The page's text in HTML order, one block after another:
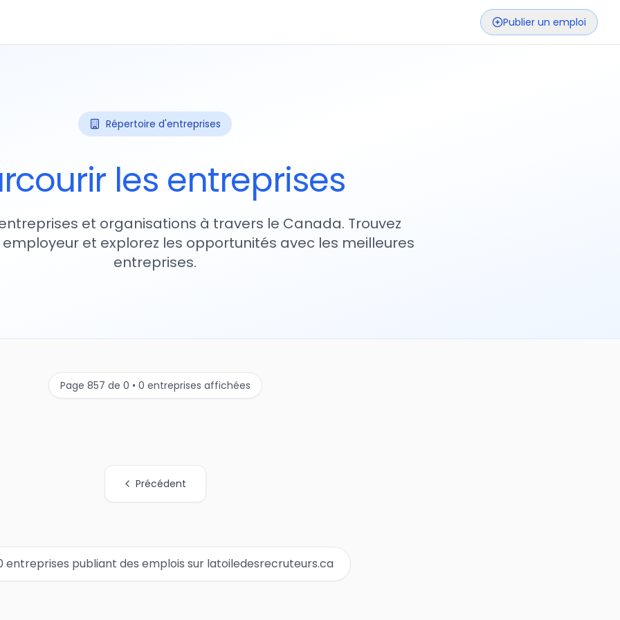
Publier un emploi
Répertoire d'entreprises
les entreprises
et organisations à travers le Canada. Trouvez
et explorez les opportunités avec les meilleures
entreprises.
Page 857 de 0 • 0 entreprises affichées
Précédent
entreprises publiant des emplois sur latoiledesrecruteurs.ca